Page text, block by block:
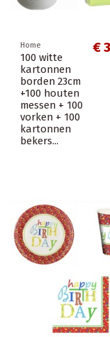
Home
100 witte
kartonnen
borden 23cm
+100 houten
messen + 100
vorken + 100
kartonnen
bekers...
€